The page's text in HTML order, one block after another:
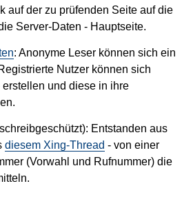
auf der zu prüfenden Seite auf die
Server-Daten - Hauptseite.
: Anonyme Leser können sich ein
Nutzer können sich
und diese in ihre
Entstanden aus
diesem Xing-Thread - von einer
(Vorwahl und Rufnummer) die